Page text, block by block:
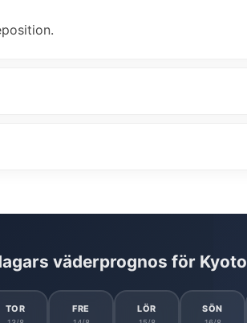
väderprognos för Kyoto
TOR FRE LÖR SÖN